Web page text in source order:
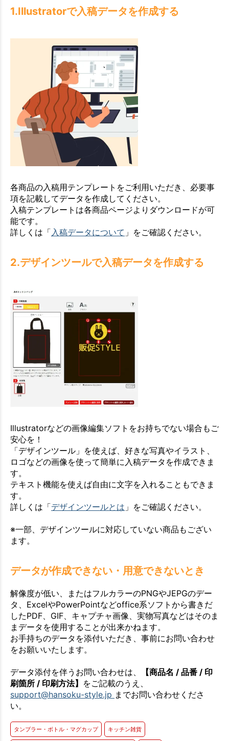
1.Illustratorで入稿データを作成する
各商品の入稿用テンプレートをご利用いただき、必要事
項を記載してデータを作成してください。
入稿テンプレートは各商品ページよりダウンロードが可
能です。
詳しくは「入稿データについて 」をご確認ください。
2.デザインツールで入稿データを作成する
Illustratorなどの画像編集ソフトをお持ちでない場合もご
安心を！
「デザインツール」を使えば、好きな写真やイラスト、
ロゴなどの画像を使って簡単に入稿データを作成できま
す。
テキスト機能を使えば自由に文字を入れることもできま
す。
詳しくは「デザインツールとは 」をご確認ください。
※一部、デザインツールに対応していない商品もござい
ます。
データが作成できない・用意できないとき
解像度が低い、またはフルカラーのPNGやJEPGのデー
タ、ExcelやPowerPointなどoffice系ソフトから書きだ
したPDF、GIF、キャプチャ画像、実物写真などはそのま
まデータを使用することが出来かねます。
お手持ちのデータを添付いただき、事前にお問い合わせ
をお願いいたします。
データ添付を伴うお問い合わせは、
【商品名 / 品番 / 印
刷箇所 / 印刷方法】 をご記載のうえ、
support@hansoku-style.jp までお問い合わせくださ
い。
タンブラー・ボトル・マグカップ キッチン雑貨